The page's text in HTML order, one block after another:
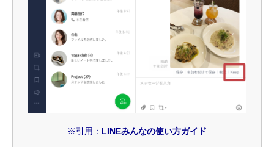
※引用： LINEみんなの使い方ガイド